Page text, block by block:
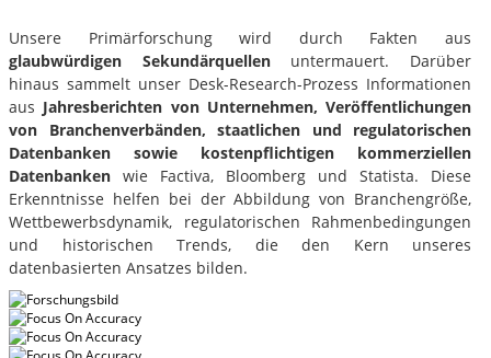
Unsere Primärforschung wird durch Fakten aus
glaubwürdigen Sekundärquellenuntermauert. Darüber
hinaus sammelt unser Desk-Research-Prozess Informationen
aus Jahresberichten von Unternehmen, Veröffentlichungen
von Branchenverbänden, staatlichen und regulatorischen
Datenbanken sowie kostenpflichtigen kommerziellen
Datenbanken wie Factiva, Bloomberg und Statista. Diese
Erkenntnisse helfen bei der Abbildung von Branchengröße,
Wettbewerbsdynamik, regulatorischen Rahmenbedingungen
und historischen Trends, die den Kern unseres
datenbasierten Ansatzes bilden.